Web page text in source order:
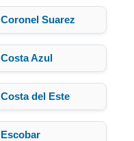
Coronel Suarez
Costa Azul
Costa del Este
Escobar